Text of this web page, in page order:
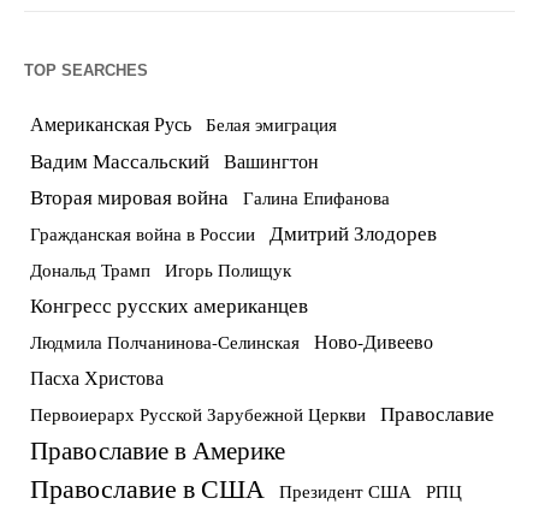
TOP SEARCHES
Американская Русь Белая эмиграция
Вадим Массальский Вашингтон
Вторая мировая война Галина Епифанова
Гражданская война в России Дмитрий Злодорев
Дональд Трамп Игорь Полищук
Конгресс русских американцев
Людмила Полчанинова-Селинская Ново-Дивеево
Пасха Христова
Первоиерарх Русской Зарубежной Церкви Православие
Православие в Америке
Православие в США Президент США РПЦ